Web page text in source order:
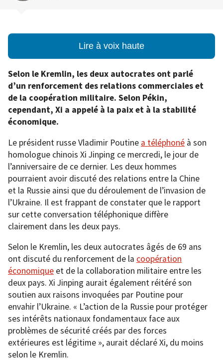
Lire à voix haute
Selon le Kremlin, les deux autocrates ont parlé
d’un renforcement des relations commerciales et
de la coopération militaire. Selon Pékin,
cependant, Xi a appelé à la paix et à la stabilité
économique.
Le président russe Vladimir Poutine a téléphoné à son
homologue chinois Xi Jinping ce mercredi, le jour de
l’anniversaire de ce dernier. Les deux hommes
pourraient avoir discuté des relations entre la Chine
et la Russie ainsi que du déroulement de l’invasion de
l’Ukraine. Il est frappant de constater que le rapport
sur cette conversation téléphonique diffère
clairement dans les deux pays.
Selon le Kremlin, les deux autocrates âgés de 69 ans
ont discuté du renforcement de la coopération
économique et de la collaboration militaire entre les
deux pays. Xi Jinping aurait également réitéré son
soutien aux raisons invoquées par Poutine pour
envahir l’Ukraine. « L’action de la Russie pour protéger
ses intérêts nationaux fondamentaux face aux
problèmes de sécurité créés par des forces
extérieures est légitime », aurait déclaré Xi, du moins
selon le Kremlin.